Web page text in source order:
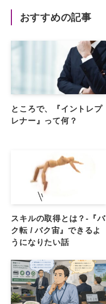
おすすめの記事
ところで、『イントレプ
レナー』って何？
スキルの取得とは？-『バ
ク転 / バク宙』できるよ
うになりたい話